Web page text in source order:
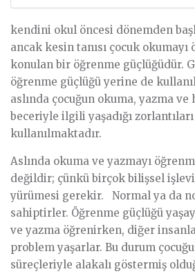
kendini okul öncesi dönemden
ancak kesin tanısı çocuk
konulan bir öğrenme güçlüğüdür.
öğrenme güçlüğü yerine de
aslında çocuğun okuma, yazma ve
beceriyle ilgili yaşadığı
kullanılmaktadır.
Aslında okuma ve yazmayı
değildir; çünkü birçok bilişsel
yürümesi gerekir. Normal ya da
sahiptirler. Öğrenme güçlüğü
ve yazma öğrenirken, diğer
problem yaşarlar. Bu durum
süreçleriyle alakalı göstermiş